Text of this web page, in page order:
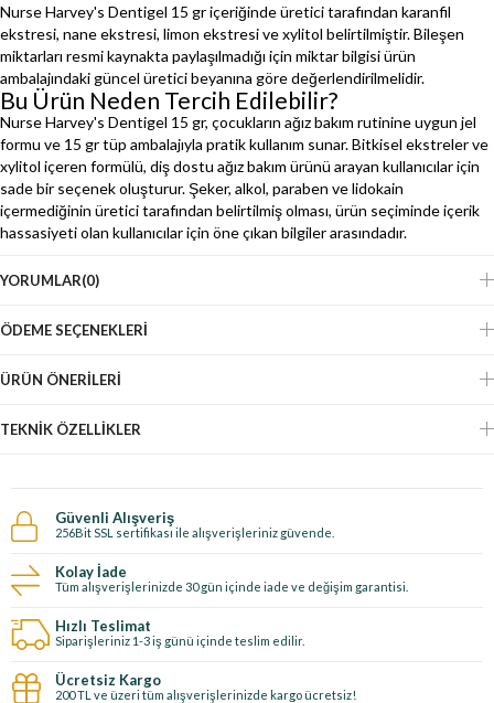
Nurse Harvey's Dentigel 15 gr içeriğinde üretici tarafından karanfil
ekstresi, nane ekstresi, limon ekstresi ve xylitol belirtilmiştir. Bileşen
miktarları resmi kaynakta paylaşılmadığı için miktar bilgisi ürün
ambalajındaki güncel üretici beyanına göre değerlendirilmelidir.
Bu Ürün Neden Tercih Edilebilir?
Nurse Harvey's Dentigel 15 gr, çocukların ağız bakım rutinine uygun jel
formu ve 15 gr tüp ambalajıyla pratik kullanım sunar. Bitkisel ekstreler ve
xylitol içeren formülü, diş dostu ağız bakım ürünü arayan kullanıcılar için
sade bir seçenek oluşturur. Şeker, alkol, paraben ve lidokain
içermediğinin üretici tarafından belirtilmiş olması, ürün seçiminde içerik
hassasiyeti olan kullanıcılar için öne çıkan bilgiler arasındadır.
YORUMLAR(0)
ÖDEME SEÇENEKLERI
ÜRÜN ÖNERILERI
TEKNIK ÖZELLIKLER
Güvenli Alışveriş
256Bit SSL sertifikası ile alışverişleriniz güvende.
Kolay İade
Tüm alışverişlerinizde 30 gün içinde iade ve değişim garantisi.
Hızlı Teslimat
Siparişleriniz 1-3 iş günü içinde teslim edilir.
Ücretsiz Kargo
200 TL ve üzeri tüm alışverişlerinizde kargo ücretsiz!